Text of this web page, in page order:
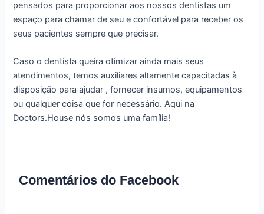
pensados para proporcionar aos nossos dentistas um
espaço para chamar de seu e confortável para receber os
seus pacientes sempre que precisar.
Caso o dentista queira otimizar ainda mais seus
atendimentos, temos auxiliares altamente capacitadas à
disposição para ajudar , fornecer insumos, equipamentos
ou qualquer coisa que for necessário. Aqui na
Doctors.House nós somos uma família!
Comentários do Facebook